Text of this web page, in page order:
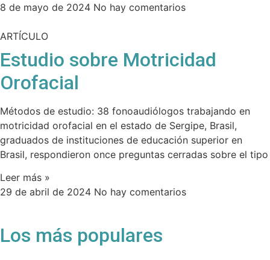
8 de mayo de 2024 No hay comentarios
ARTÍCULO
Estudio sobre Motricidad
Orofacial
Métodos de estudio: 38 fonoaudiólogos trabajando en
motricidad orofacial en el estado de Sergipe, Brasil,
graduados de instituciones de educación superior en
Brasil, respondieron once preguntas cerradas sobre el tipo
Leer más »
29 de abril de 2024 No hay comentarios
Los más populares